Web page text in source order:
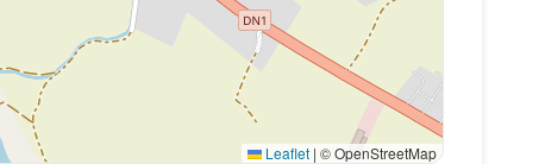
Leaflet | © OpenStreetMap